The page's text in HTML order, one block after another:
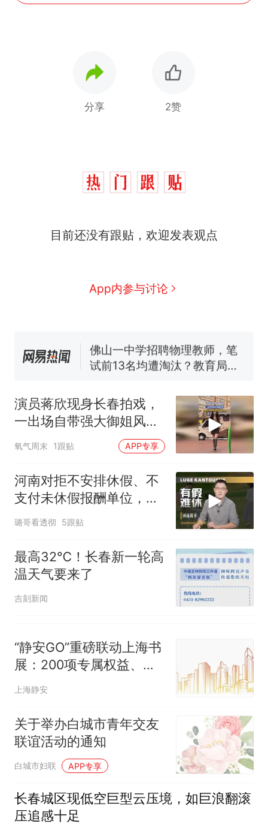
分享 2赞
目前还没有跟贴，欢迎发表观点
App内参与讨论
人生
新 搬家报价570元，搬到楼下
交5060元才肯搬上楼！女子傻
协会回应
佛山一中学招聘物理教师，笔
试前13名均遭淘汰？教育局：
核查
官方通报
空调24小时开着反而更省电？
电力部门回应
那个在床头放菜刀的女孩，
人生
演员蒋欣现身长春拍戏，
一出场自带强大御姐风
范，拍摄者：这是原相
氧气周末 1跟贴 APP专享
河南对拒不安排休假、不
支付未休假报酬单位，快
速立案、限期整改
璐哥看透彻 5跟贴
最高32℃！长春新一轮高
温天气要来了
吉刻新闻
“静安GO”重磅联动上海书
展：200项专属权益、票
票联动玩法，开启书香“逛
上海静安
关于举办白城市青年交友
联谊活动的通知
白城市妇联 APP专享
长春城区现低空巨型云压境，如巨浪翻滚
压追感十足